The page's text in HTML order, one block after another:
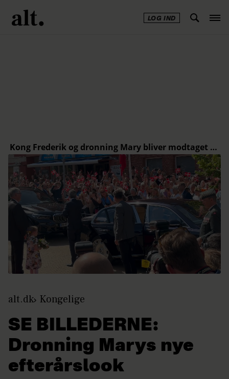
LOG IND
alt.dk Kongelige
SE BILLEDERNE:
Dronning Marys nye
efterårslook